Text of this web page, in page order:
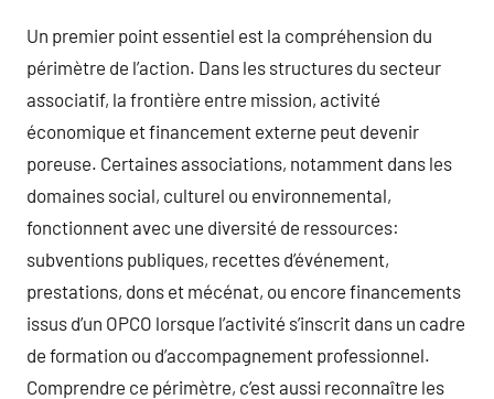
Un premier point essentiel est la compréhension du
périmètre de l’action. Dans les structures du secteur
associatif, la frontière entre mission, activité
économique et financement externe peut devenir
poreuse. Certaines associations, notamment dans les
domaines social, culturel ou environnemental,
fonctionnent avec une diversité de ressources:
subventions publiques, recettes d’événement,
prestations, dons et mécénat, ou encore financements
issus d’un OPCO lorsque l’activité s’inscrit dans un cadre
de formation ou d’accompagnement professionnel.
Comprendre ce périmètre, c’est aussi reconnaître les